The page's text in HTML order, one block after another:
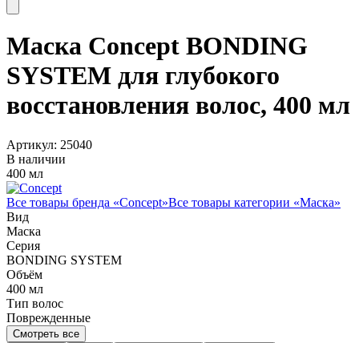
Маска Concept BONDING
SYSTEM для глубокого
восстановления волос, 400 мл
Артикул: 25040
В наличии
400 мл
Все товары бренда «Concept»Все товары категории «Маска»
Вид
Маска
Серия
BONDING SYSTEM
Объём
400 мл
Тип волос
Поврежденные
Смотреть все